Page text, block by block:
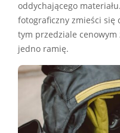
oddychającego
fotograficzny zmieści się
tym przedziale
jedno ramię.